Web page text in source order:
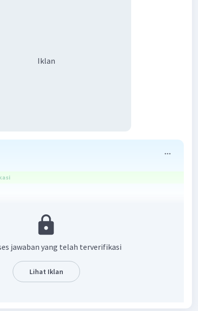
Iklan
jawaban yang telah terverifikasi
Lihat Iklan